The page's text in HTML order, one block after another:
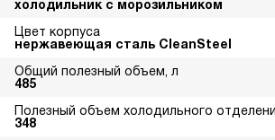
холодильник с морозильником
Цвет корпуса
нержавеющая сталь CleanSteel
Общий полезный объем, л
485
Полезный объем холодильного
348